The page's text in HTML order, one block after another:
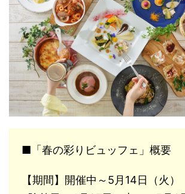
■「春の彩りビュッフェ」概要
【期間】開催中～5月14日（火）